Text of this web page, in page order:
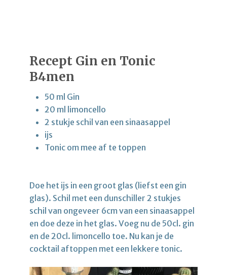
Recept Gin en Tonic
B4men
50 ml Gin
20 ml limoncello
2 stukje schil van een sinaasappel
ijs
Tonic om mee af te toppen
Doe het ijs in een groot glas (liefst een gin
glas). Schil met een dunschiller 2 stukjes
schil van ongeveer 6cm van een sinaasappel
en doe deze in het glas. Voeg nu de 50cl. gin
en de 20cl. limoncello toe. Nu kan je de
cocktail aftoppen met een lekkere tonic.